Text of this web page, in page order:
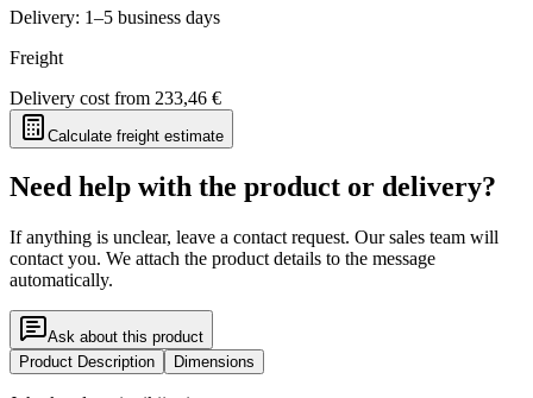
Delivery: 1–5 business days
Freight
Delivery cost from 233,46 €
Calculate freight estimate
Need help with the product or delivery?
If anything is unclear, leave a contact request. Our sales team will
contact you. We attach the product details to the message
automatically.
Ask about this product
Product Description
Dimensions